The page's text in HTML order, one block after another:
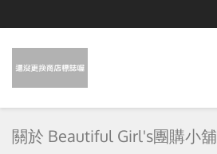
關於 Beautiful Girl's團購小舖